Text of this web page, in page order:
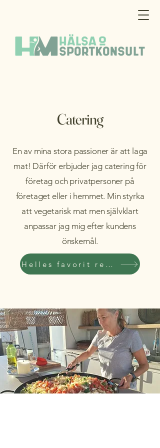
Catering
En av mina stora passioner är att laga
mat! Därför erbjuder jag catering för
företag och privatpersoner på
företaget eller i hemmet. Min styrka
att vegetarisk mat men självklart
anpassar jag mig efter kundens
önskemål.
Helles favorit recept